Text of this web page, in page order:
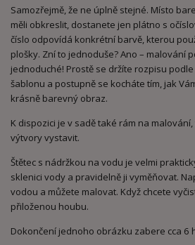
Samozřejmě, že ne úplně stejné. Místo
měli obkreslit, dostanete jen plátno s
číslo odpovídá konkrétní barvě, kterou
plošky. Zní to jednoduše? Ano – malování
jednoduché! Prostě se držíte rozpisu
šablonu a postupně se kocháte tím, jak
krásně barevný obraz.
K dispozici je v sadě také rám na
výtvory vystavit.
Štětec s nádržkou na vodu je velmi
sklenici vody a pravidelně ji vyměňovat.
vodou a můžete malovat. Když chcete
přiloženou houbu.
Dokončení jednoho obrázku zabere cca 6